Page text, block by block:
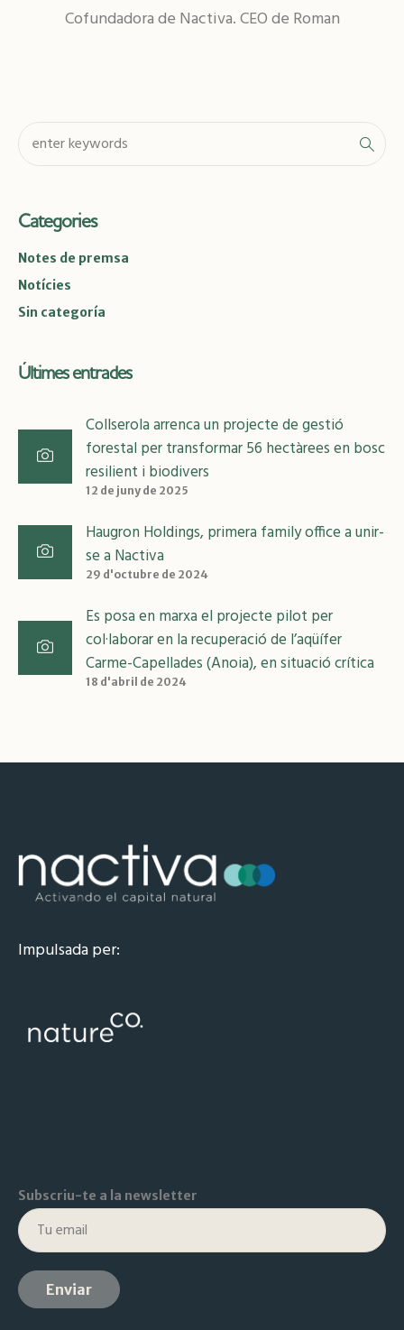
Cofundadora de Nactiva. CEO de Roman
Categories
Notes de premsa
Notícies
Sin categoría
Últimes entrades
Collserola arrenca un projecte de gestió
forestal per transformar 56 hectàrees en bosc
resilient i biodivers
12 de juny de 2025
Haugron Holdings, primera family office a unir-
se a Nactiva
29 d'octubre de 2024
Es posa en marxa el projecte pilot per
col·laborar en la recuperació de l’aqüífer
Carme-Capellades (Anoia), en situació crítica
18 d'abril de 2024
Impulsada per:
Subscriu-te a la newsletter